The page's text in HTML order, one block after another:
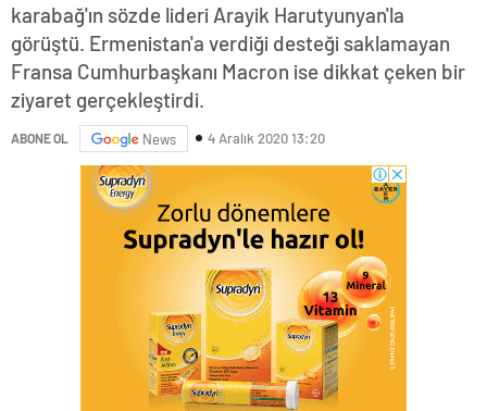
karabağ'ın sözde lideri Arayik Harutyunyan'la
görüştü. Ermenistan'a verdiği desteği saklamayan
Fransa Cumhurbaşkanı Macron ise dikkat çeken bir
ziyaret gerçekleştirdi.
ABONE OL News 4 Aralık 2020 13:20